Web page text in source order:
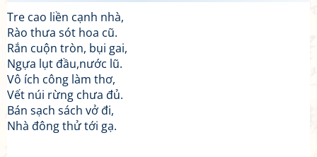
Tre cao liền cạnh nhà,
Rào thưa sót hoa cũ.
Rắn cuộn tròn, bụi gai,
Ngựa lụt đầu,nước lũ.
Vô ích công làm thơ,
Vết núi rừng chưa đủ.
Bán sạch sách vở đi,
Nhà đông thử tới gạ.